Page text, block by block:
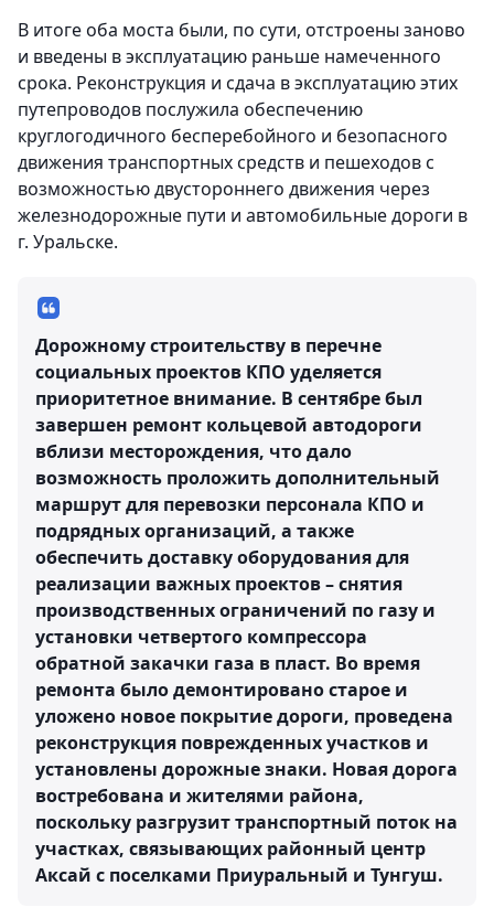
В итоге оба моста были, по сути, отстроены заново
и введены в эксплуатацию раньше намеченного
срока. Реконструкция и сдача в эксплуатацию этих
путепроводов послужила обеспечению
круглогодичного бесперебойного и безопасного
движения транспортных средств и пешеходов с
возможностью двустороннего движения через
железнодорожные пути и автомобильные дороги в
г. Уральске.
Дорожному строительству в перечне
социальных проектов КПО уделяется
приоритетное внимание. В сентябре был
завершен ремонт кольцевой автодороги
вблизи месторождения, что дало
возможность проложить дополнительный
маршрут для перевозки персонала КПО и
подрядных организаций, а также
обеспечить доставку оборудования для
реализации важных проектов – снятия
производственных ограничений по газу и
установки четвертого компрессора
обратной закачки газа в пласт. Во время
ремонта было демонтировано старое и
уложено новое покрытие дороги, проведена
реконструкция поврежденных участков и
установлены дорожные знаки. Новая дорога
востребована и жителями района,
поскольку разгрузит транспортный поток на
участках, связывающих районный центр
Аксай с поселками Приуральный и Тунгуш.